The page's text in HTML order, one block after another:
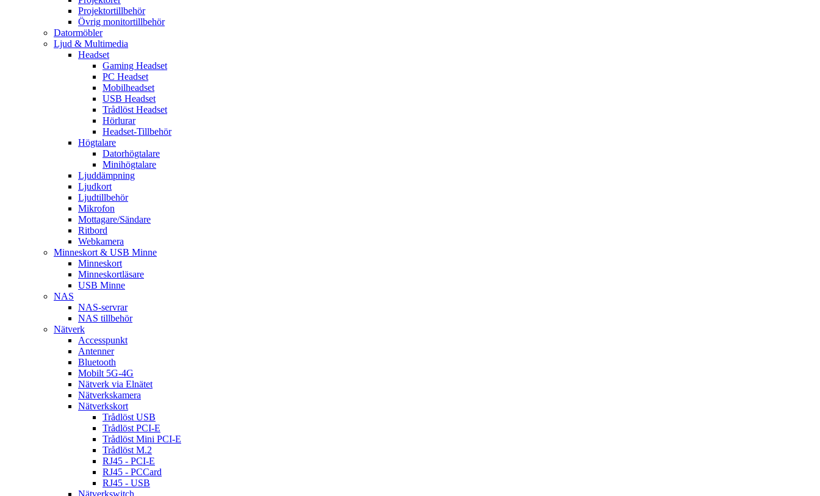
Projektortillbehör
Övrig monitortillbehör
Datormöbler
Ljud & Multimedia
Headset
Gaming Headset
PC Headset
Mobilheadset
USB Headset
Trådlöst Headset
Hörlurar
Headset-Tillbehör
Högtalare
Datorhögtalare
Minihögtalare
Ljuddämpning
Ljudkort
Ljudtillbehör
Mikrofon
Mottagare/Sändare
Ritbord
Webkamera
Minneskort & USB Minne
Minneskort
Minneskortläsare
USB Minne
NAS
NAS-servrar
NAS tillbehör
Nätverk
Accesspunkt
Antenner
Bluetooth
Mobilt 5G-4G
Nätverk via Elnätet
Nätverkskamera
Nätverkskort
Trådlöst USB
Trådlöst PCI-E
Trådlöst Mini PCI-E
Trådlöst M.2
RJ45 - PCI-E
RJ45 - PCCard
RJ45 - USB
Nätverkswitch